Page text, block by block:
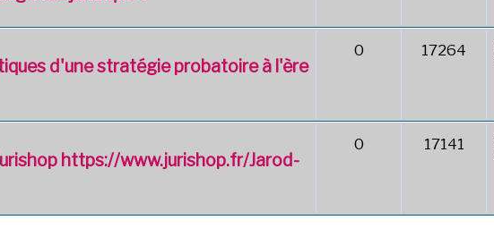
d'une stratégie probatoire à l'ère
0 17264
https://www.jurishop.fr/Jarod-
0 17141